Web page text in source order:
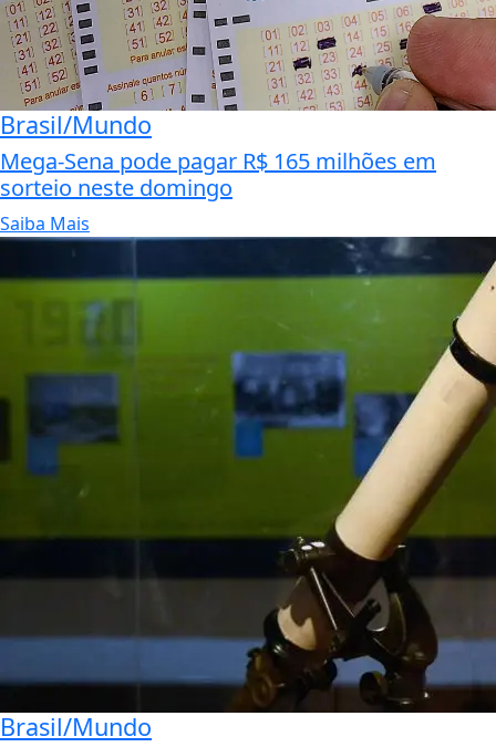
Brasil/Mundo
Mega-Sena pode pagar R$ 165 milhões em
sorteio neste domingo
Saiba Mais
Brasil/Mundo